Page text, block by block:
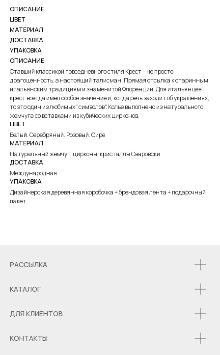
ОПИСАНИЕ
ЦВЕТ
МАТЕРИАЛ
ДОСТАВКА
УПАКОВКА
ОПИСАНИЕ
Ставший классикой повседневного стиля Крест – не просто
драгоценность, а настоящий талисман. Прямая отсылка к старинным
итальянским традициям и знаменитой Флоренции. Для итальянцев
крест всегда имел особое значение и, когда речь заходит об украшениях,
то это один из любимых "символов". Колье выполнено из натурального
жемчуга со вставками из кубических цирконов.
ЦВЕТ
Белый. Серебряный. Розовый. Сире
МАТЕРИАЛ
Натуральный жемчуг, цирконы, кристаллы Сваровски
ДОСТАВКА
Международная
УПАКОВКА
Дизайнерская деревянная коробочка + брендовая лента + подарочный
пакет.
РАССЫЛКА
КАТАЛОГ
ДЛЯ КЛИЕНТОВ
КОНТАКТЫ